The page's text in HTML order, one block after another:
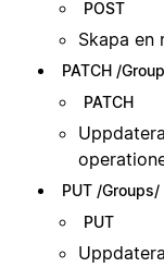
POST
Skapa en
PATCH /
PATCH
PUT /Groups/
PUT